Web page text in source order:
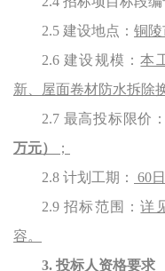
2.5 建设地点： 铜陵
2.6 建设规模：本
新、屋面卷材防水拆除
2.7 最高投标限价 ：
万元）
；
2.8 计划工期：
60
2.9 招标范围：详
容。
3. 投标人资格要求